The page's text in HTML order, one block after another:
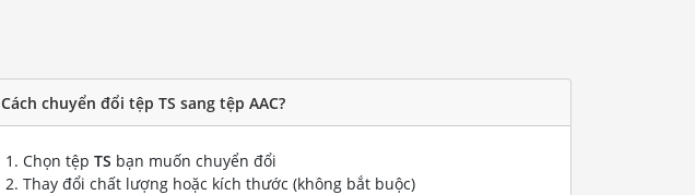
Cách chuyển đổi tệp TS sang tệp AAC?
Chọn tệp TS bạn muốn chuyển đổi
Thay đổi chất lượng hoặc kích thước (không bắt buộc)